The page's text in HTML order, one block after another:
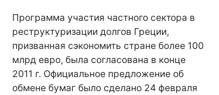
Программа участия частного сектора в
реструктуризации долгов Греции,
призванная сэкономить стране более 100
млрд евро, была согласована в конце
2011 г. Официальное предложение об
обмене бумаг было сделано 24 февраля